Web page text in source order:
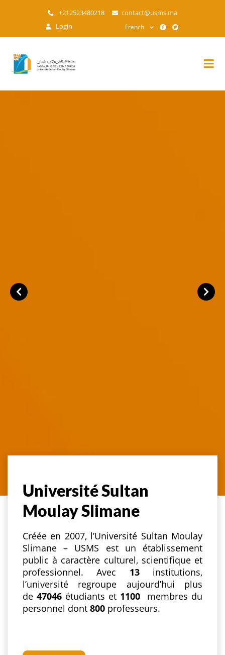
contenu
+212523480218
contact@usms.ma
Login
French
Université Sultan
Moulay Slimane
Créée en 2007, l’Université Sultan Moulay
Slimane – USMS est un établissement
public à caractère culturel, scientifique et
professionnel. Avec 13 institutions,
l’université regroupe aujourd’hui plus
de 47046 étudiants et 1100 membres du
personnel dont 800 professeurs.